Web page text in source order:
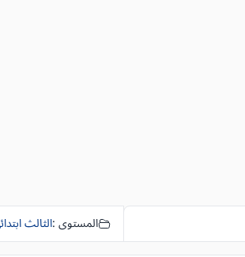
المستوى :الثالث